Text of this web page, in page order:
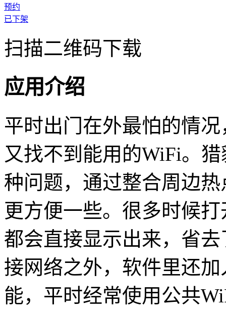
预约
已下架
扫描二维码下载
应用介绍
平时出门在外最怕的情
又找不到能用的WiFi。
种问题，通过整合周边热
更方便一些。很多时候
都会直接显示出来，省
接网络之外，软件里还加
能，平时经常使用公共